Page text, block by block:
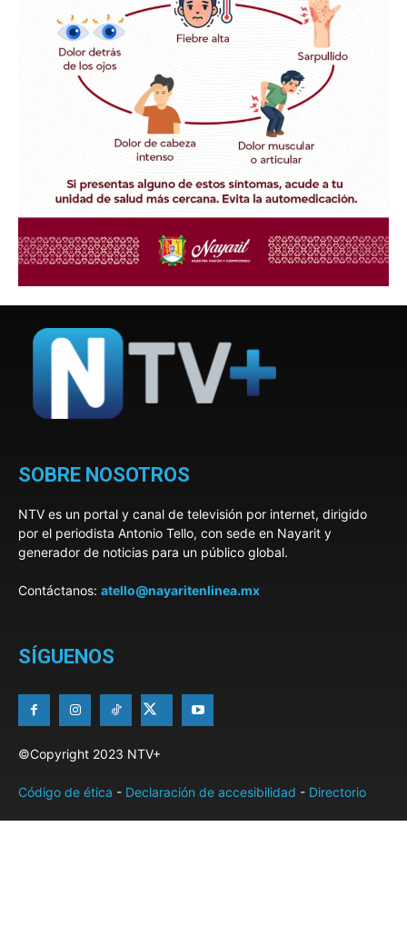
SOBRE NOSOTROS
NTV es un portal y canal de televisión por internet, dirigido
por el periodista Antonio Tello, con sede en Nayarit y
generador de noticias para un público global.
Contáctanos: atello@nayaritenlinea.mx
SÍGUENOS
©Copyright 2023 NTV+
Código de ética - Declaración de accesibilidad - Directorio